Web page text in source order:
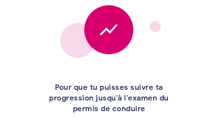
Pour que tu puisses suivre ta
progression jusqu'à l'examen du
permis de conduire